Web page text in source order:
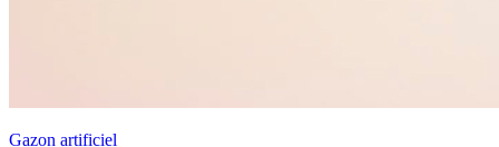
Gazon artificiel